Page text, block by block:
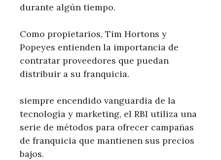
durante algún tiempo.
Como propietarios, Tim Hortons y
Popeyes entienden la importancia de
contratar proveedores que puedan
distribuir a su franquicia.
siempre encendido vanguardia de la
tecnología y marketing, el RBI utiliza una
serie de métodos para ofrecer campañas
de franquicia que mantienen sus precios
bajos.